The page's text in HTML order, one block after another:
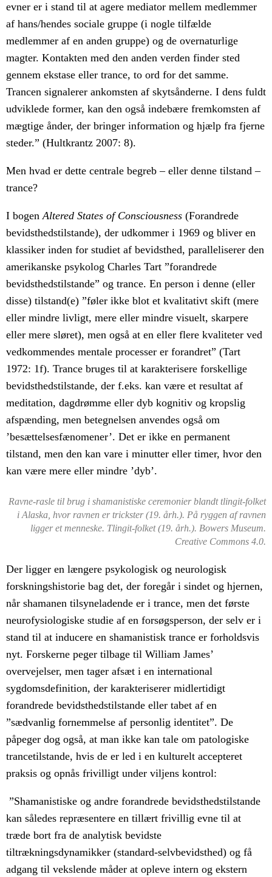
evner er i stand til at agere mediator mellem medlemmer
af hans/hendes sociale gruppe (i nogle tilfælde
medlemmer af en anden gruppe) og de overnaturlige
magter. Kontakten med den anden verden finder sted
gennem ekstase eller trance, to ord for det samme.
Trancen signalerer ankomsten af skytsånderne. I dens fuldt
udviklede former, kan den også indebære fremkomsten af
mægtige ånder, der bringer information og hjælp fra fjerne
steder.” (Hultkrantz 2007: 8).
Men hvad er dette centrale begreb – eller denne tilstand –
trance?
I bogenAltered States of Consciousness (Forandrede
bevidsthedstilstande), der udkommer i 1969 og bliver en
klassiker inden for studiet af bevidsthed, paralleliserer den
amerikanske psykolog Charles Tart ”forandrede
bevidsthedstilstande” og trance. En person i denne (eller
disse) tilstand(e) ”føler ikke blot et kvalitativt skift (mere
eller mindre livligt, mere eller mindre visuelt, skarpere
eller mere sløret), men også at en eller flere kvaliteter ved
vedkommendes mentale processer er forandret” (Tart
1972: 1f). Trance bruges til at karakterisere forskellige
bevidsthedstilstande, der f.eks. kan være et resultat af
meditation, dagdrømme eller dyb kognitiv og kropslig
afspænding, men betegnelsen anvendes også om
’besættelsesfænomener’. Det er ikke en permanent
tilstand, men den kan vare i minutter eller timer, hvor den
kan være mere eller mindre ’dyb’.
Ravne-rasle til brug i shamanistiske ceremonier blandt tlingit-folket
i Alaska, hvor ravnen er trickster (19. årh.). På ryggen af ravnen
ligger et menneske. Tlingit-folket (19. årh.). Bowers Museum.
Creative Commons 4.0.
Der ligger en længere psykologisk og neurologisk
forskningshistorie bag det, der foregår i sindet og hjernen,
når shamanen tilsyneladende er i trance, men det første
neurofysiologiske studie af en forsøgsperson, der selv er i
stand til at inducere en shamanistisk trance er forholdsvis
nyt. Forskerne peger tilbage til William James’
overvejelser, men tager afsæt i en international
sygdomsdefinition, der karakteriserer midlertidigt
forandrede bevidsthedstilstande eller tabet af en
”sædvanlig fornemmelse af personlig identitet”. De
påpeger dog også, at man ikke kan tale om patologiske
trancetilstande, hvis de er led i en kulturelt accepteret
praksis og opnås frivilligt under viljens kontrol:
”Shamanistiske og andre forandrede bevidsthedstilstande
kan således repræsentere en tillært frivillig evne til at
træde bort fra de analytisk bevidste
tiltrækningsdynamikker (standard-selvbevidsthed) og få
adgang til vekslende måder at opleve intern og ekstern